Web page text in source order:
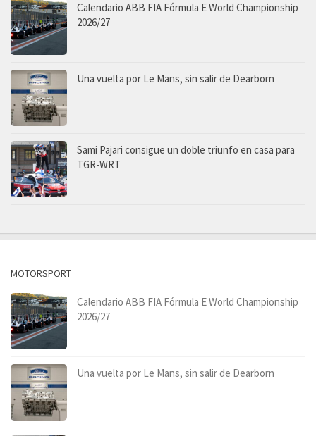
Calendario ABB FIA Fórmula E World Championship
2026/27
Una vuelta por Le Mans, sin salir de Dearborn
Sami Pajari consigue un doble triunfo en casa para
TGR-WRT
MOTORSPORT
Calendario ABB FIA Fórmula E World Championship
2026/27
Una vuelta por Le Mans, sin salir de Dearborn